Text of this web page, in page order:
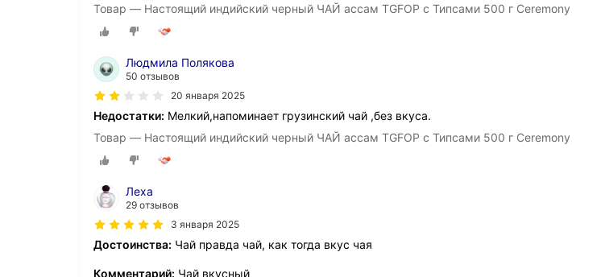
Товар — Настоящий индийский черный ЧАЙ ассам TGFOP с Типсами 500 г Ceremony
Людмила Полякова
50 отзывов
20 января 2025
Недостатки: Мелкий,напоминает грузинский чай ,без вкуса.
Товар — Настоящий индийский черный ЧАЙ ассам TGFOP с Типсами 500 г Ceremony
Леха
29 отзывов
3 января 2025
Достоинства: Чай правда чай, как тогда вкус чая
Комментарий: Чай вкусный